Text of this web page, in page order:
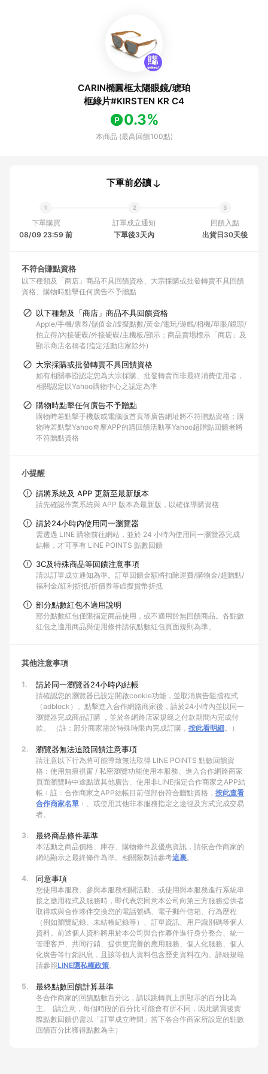
CARIN橢圓框太陽眼鏡/琥珀
框綠片#KIRSTEN KR C4
0.3%
本商品 (最高回饋100點)
下單前必讀
下單購買
08/09 23:59 前
訂單成立通知
下單後3天內
回饋入點
出貨日30天後
不符合賺點資格
以下種類及「商店」商品不具回饋資格
大宗採購或批發轉賣不具回饋
資格
購物時點擊任何廣告不予贈點
以下種類及「商店」商品不具回饋資格
Apple/手機/票券/儲值金/虛擬點數/黃金/電玩/遊戲/相機/單眼/鏡頭/
拍立得/內接硬碟/外接硬碟/主機板/顯示；商品賣場標示「商店」及
顯示商店名稱者(指定活動店家除外)
大宗採購或批發轉賣不具回饋資格
如有相關事證認定您為大宗採購、批發轉賣而非最終消費使用者，
相關認定以Yahoo購物中心之認定為準
購物時點擊任何廣告不予贈點
購物時若點擊手機版或電腦版首頁等廣告網址將不符贈點資格；購
物時若點擊Yahoo奇摩APP的購回饋活動享Yahoo超贈點回饋者將
不符贈點資格
小提醒
請將系統及 APP 更新至最新版本
請先確認作業系統與 APP 版本為最新版，以確保導購資格
請於24小時內使用同一瀏覽器
需透過 LINE 購物前往網站，並於 24 小時內使用同一瀏覽器完成
結帳，才可享有 LINE POINTS 點數回饋
3C及特殊商品等回饋注意事項
請以訂單成立通知為準。訂單回饋金額將扣除運費/購物金/超贈點/
福利金/紅利折抵/折價券等虛擬貨幣折抵
部分點數紅包不適用說明
部分點數紅包僅限指定商品使用，或不適用於無回饋商品。各點數
紅包之適用商品與使用條件請依點數紅包頁面規則為準。
其他注意事項
1. 請於同一瀏覽器24小時內結帳
請確認您的瀏覽器已設定開啟cookie功能，並取消廣告阻擋程式
（adblock）。點擊進入合作網路商家後，請於24小時內並以同一
瀏覽器完成商品訂購 ，並於各網路店家規範之付款期間內完成付
款。 （註：部分商家需於特殊時限內完成訂購， 按此看明細。）
2. 瀏覽器無法追蹤回饋注意事項
請注意以下行為將可能導致無法取得 LINE POINTS 點數回饋資
格：使用無痕視窗 / 私密瀏覽功能使用本服務、進入合作網路商家
頁面瀏覽時中途點選其他廣告、使用非LINE指定合作商家之APP結
帳﹙註：合作商家之APP結帳目前僅部份符合贈點資格， 按此查看
合作商家名單 ﹚、或使用其他非本服務指定之途徑及方式完成交易
者。
3. 最終商品條件基準
本活動之商品價格、庫存、購物條件及優惠資訊，請依合作商家的
網站顯示之最終條件為準。相關限制請參考這裏。
4. 同意事項
您使用本服務、參與本服務相關活動、或使用與本服務進行系統串
接之應用程式及服務時，即代表您同意本公司向第三方服務提供者
取得或與合作夥伴交換您的電話號碼、電子郵件信箱、行為歷程
（例如瀏覽紀錄、未結帳紀錄等）、訂單資訊、用戶識別碼等個人
資料。前述個人資料將用於本公司與合作夥伴進行身分整合、統一
管理客戶、共同行銷、提供更完善的應用服務、個人化服務、個人
化廣告等行銷訊息，且該等個人資料包含歷史資料在內。詳細規範
請參照LINE隱私權政策。
5. 最終點數回饋計算基準
各合作商家的回饋點數百分比，請以跳轉頁上所顯示的百分比為
主。 (請注意，每個時段的百分比可能會有所不同，因此購買後實
際點數回饋仍需以「訂單成立時間」當下各合作商家所設定的點數
回饋百分比獲得點數為主）